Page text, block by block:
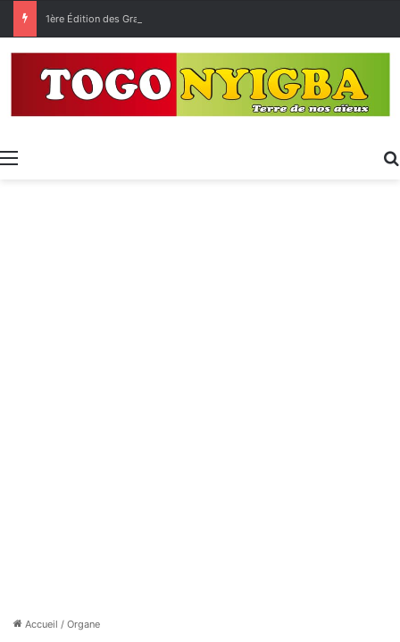
Menu
Accueil / Organe